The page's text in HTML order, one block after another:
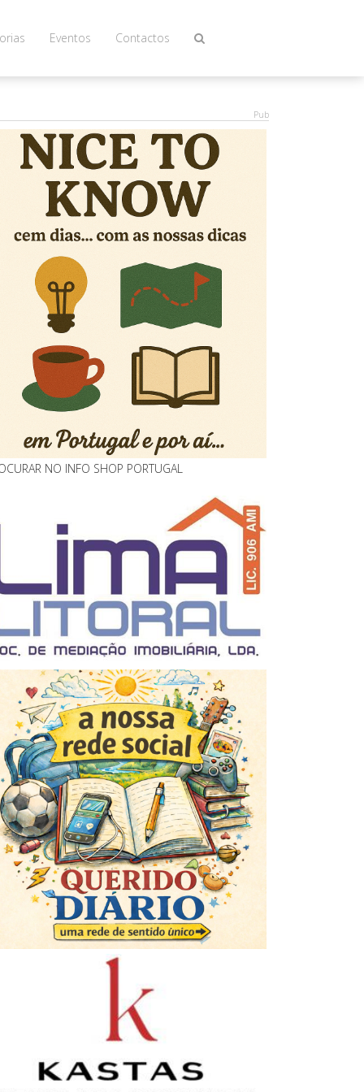
Eventos Contactos
Pub
NO INFO SHOP PORTUGAL